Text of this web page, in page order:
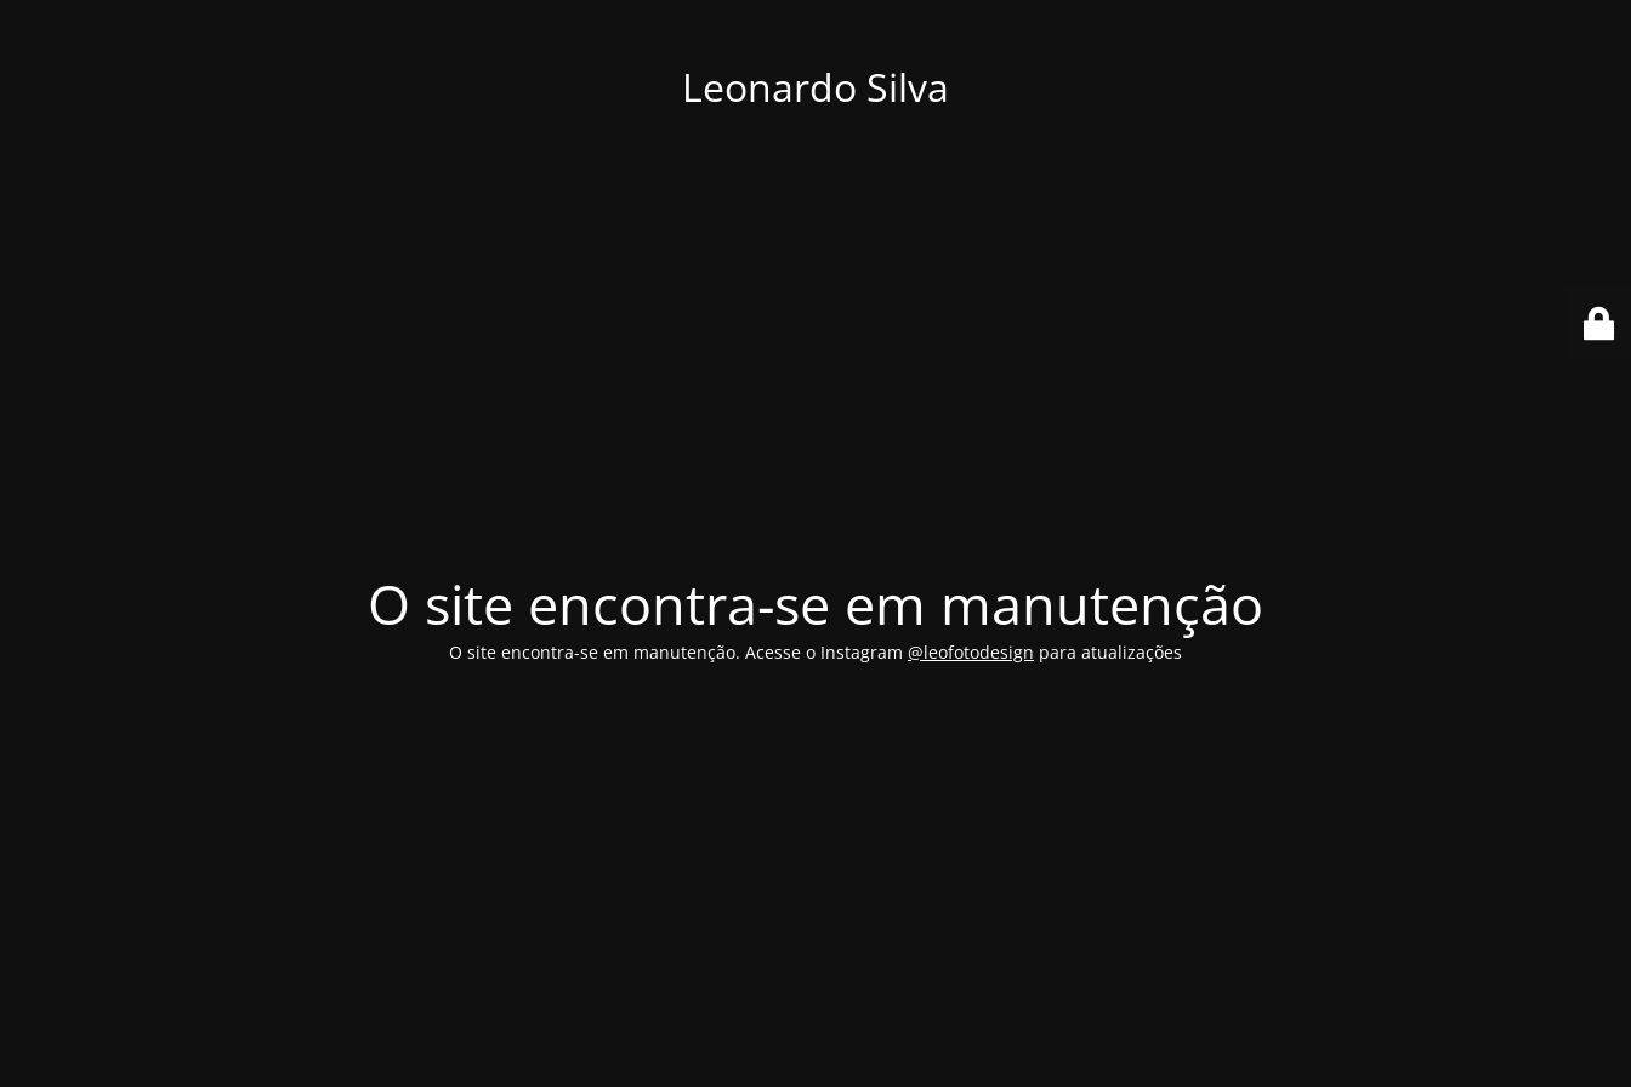
Leonardo Silva
O site encontra-se em manutenção
O site encontra-se em manutenção. Acesse o Instagram @leofotodesign para atualizações